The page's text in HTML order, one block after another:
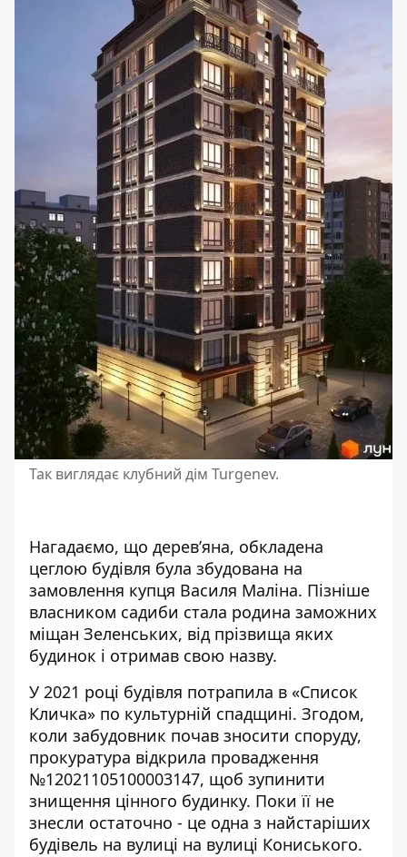
Так виглядає клубний дім Turgenev.
Нагадаємо, що дерев’яна, обкладена
цеглою будівля була збудована на
замовлення купця Василя Маліна. Пізніше
власником садиби стала родина заможних
міщан Зеленських, від прізвища яких
будинок і отримав свою назву.
У 2021 році будівля потрапила в «Список
Кличка» по культурній спадщині. Згодом,
коли забудовник почав зносити споруду,
прокуратура відкрила провадження
№12021105100003147, щоб зупинити
знищення цінного будинку. Поки її не
знесли остаточно - це одна з найстаріших
будівель на вулиці на вулиці Кониського.